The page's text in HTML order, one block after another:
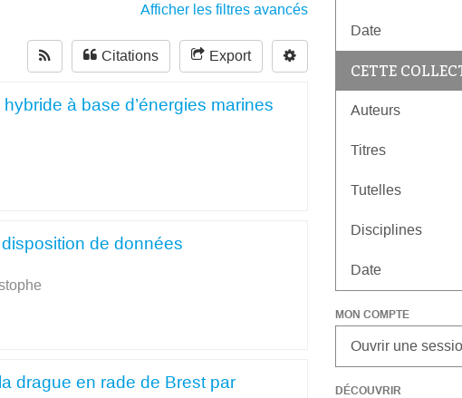
Afficher les filtres avancés
Export
Citations
à base d’énergies marines
de données
drague en rade de Brest par
Date
CETTE
Auteurs
Titres
Tutelles
Disciplines
Date
MON COMPTE
Ouvrir une
DÉCOUVRIR